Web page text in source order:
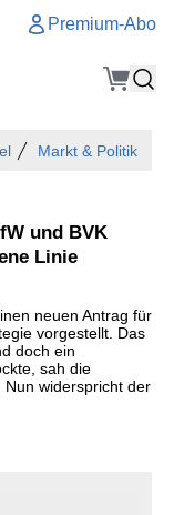
Premium-Abo
Markt & Politik
und BVK
Linie
neuen Antrag für
vorgestellt. Das
doch ein
sah die
widerspricht der